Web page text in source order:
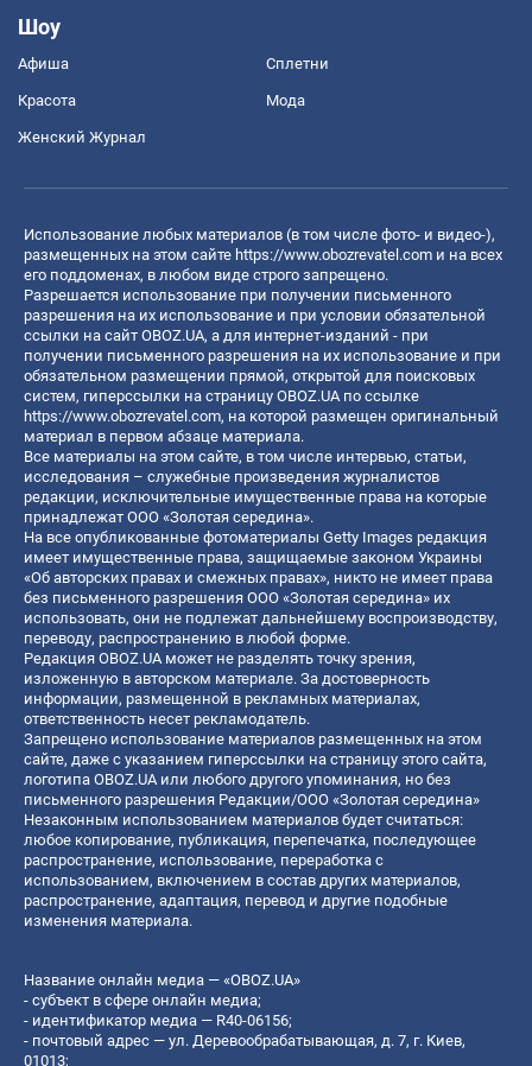
Шоу
Афиша Сплетни
Красота Мода
Женский Журнал
Использование любых материалов (в том числе фото- и видео-),
размещенных на этом сайте https://www.obozrevatel.com и на всех
его поддоменах, в любом виде строго запрещено.
Разрешается использование при получении письменного
разрешения на их использование и при условии обязательной
ссылки на сайт OBOZ.UA, а для интернет-изданий - при
получении письменного разрешения на их использование и при
обязательном размещении прямой, открытой для поисковых
систем, гиперссылки на страницу OBOZ.UA по ссылке
https://www.obozrevatel.com, на которой размещен оригинальный
материал в первом абзаце материала.
Все материалы на этом сайте, в том числе интервью, статьи,
исследования – служебные произведения журналистов
редакции, исключительные имущественные права на которые
принадлежат ООО «Золотая середина».
На все опубликованные фотоматериалы Getty Images редакция
имеет имущественные права, защищаемые законом Украины
«Об авторских правах и смежных правах», никто не имеет права
без письменного разрешения ООО «Золотая середина» их
использовать, они не подлежат дальнейшему воспроизводству,
переводу, распространению в любой форме.
Редакция OBOZ.UA может не разделять точку зрения,
изложенную в авторском материале. За достоверность
информации, размещенной в рекламных материалах,
ответственность несет рекламодатель.
Запрещено использование материалов размещенных на этом
сайте, даже с указанием гиперссылки на страницу этого сайта,
логотипа OBOZ.UA или любого другого упоминания, но без
письменного разрешения Редакции/ООО «Золотая середина»
Незаконным использованием материалов будет считаться:
любое копирование, публикация, перепечатка, последующее
распространение, использование, переработка с
использованием, включением в состав других материалов,
распространение, адаптация, перевод и другие подобные
изменения материала.
Название онлайн медиа — «OBOZ.UA»
- субъект в сфере онлайн медиа;
- идентификатор медиа — R40-06156;
- почтовый адрес — ул. Деревообрабатывающая, д. 7, г. Киев,
01013;